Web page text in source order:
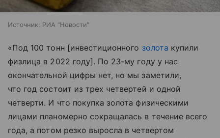
Источник: РИА "Новости"
«Под 100 тонн [инвестиционного золота купили
физлица в 2022 году]. По 23-му году у нас
окончательной цифры нет, но мы заметили,
что год состоит из трех четвертей и одной
четверти. И что покупка золота физическими
лицами планомерно сокращалась в течение всего
года, а потом резко выросла в четвертом